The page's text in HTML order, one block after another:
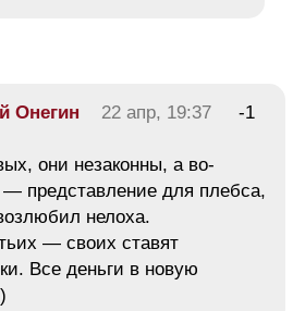
Онегин 22 апр, 19:37 -1
они незаконны, а во-
— представление для плебса,
нелоха.
— своих ставят
Все деньги в новую